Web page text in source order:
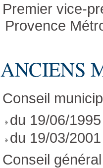
Premier vice-
Provence
ANCIENS
Conseil
du 19/06/
du 19/03/
Conseil